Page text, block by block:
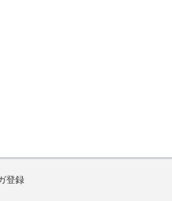
登録